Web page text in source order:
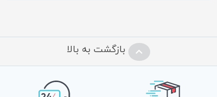
بازگشت به بالا